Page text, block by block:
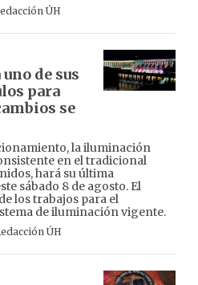
ÚH
de sus
para
se
la iluminación
en el tradicional
hará su última
sábado 8 de agosto. El
los trabajos para el
de iluminación vigente.
ÚH